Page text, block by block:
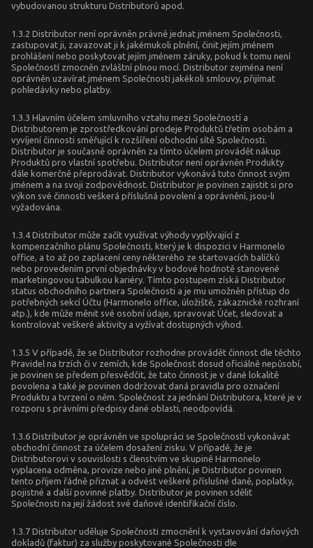
vybudovanou strukturu Distributorů apod.
1.3.2 Distributor není oprávněn právně jednat jménem Společnosti,
zastupovat ji, zavazovat ji k jakémukoli plnění, činit jejím jménem
prohlášení nebo poskytovat jejím jménem záruky, pokud k tomu není
Společností zmocněn zvláštní plnou mocí. Distributor zejména není
oprávněn uzavírat jménem Společnosti jakékoli smlouvy, přijímat
pohledávky nebo platby.
1.3.3 Hlavním účelem smluvního vztahu mezi Společností a
Distributorem je zprostředkování prodeje Produktů třetím osobám a
vyvíjení činnosti směřující k rozšíření obchodní sítě Společnosti.
Distributor je současně oprávněn za tímto účelem provádět nákup
Produktů pro vlastní spotřebu. Distributor není oprávněn Produkty
dále komerčně přeprodávat. Distributor vykonává tuto činnost svým
jménem a na svoji zodpovědnost. Distributor je povinen zajistit si pro
výkon své činnosti veškerá příslušná povolení a oprávnění, jsou-li
vyžadována.
1.3.4 Distributor může začít využívat výhody vyplývající z
kompenzačního plánu Společnosti, který je k dispozici v Harmonelo
office, a to až po zaplacení ceny některého ze startovacích balíčků
nebo provedením první objednávky v bodové hodnotě stanovené
marketingovou tabulkou kariéry. Tímto postupem získá Distributor
status obchodního partnera Společnosti a je mu umožněn přístup do
potřebných sekcí Účtu (Harmonelo office, úložiště, zákaznické rozhraní
atp.), kde může měnit své osobní údaje, spravovat Účet, sledovat a
kontrolovat veškeré aktivity a vyžívat dostupných výhod.
1.3.5 V případě, že se Distributor rozhodne provádět činnost dle těchto
Pravidel na trzích či v zemích, kde Společnost dosud oficiálně nepůsobí,
je povinen se předem přesvědčit, že tato činnost je v dané lokalitě
povolena a také je povinen dodržovat daná pravidla pro označení
Produktu a tvrzení o něm. Společnost za jednání Distributora, které je v
rozporu s právními předpisy dané oblasti, neodpovídá.
1.3.6 Distributor je oprávněn ve spolupráci se Společností vykonávat
obchodní činnost za účelem dosažení zisku. V případě, že je
Distributorovi v souvislosti s členstvím ve skupině Harmonelo
vyplacena odměna, provize nebo jiné plnění, je Distributor povinen
tento příjem řádně přiznat a odvést veškeré příslušné daně, poplatky,
pojistné a další povinné platby. Distributor je povinen sdělit
Společnosti na její žádost své daňové identifikační číslo.
1.3.7 Distributor uděluje Společnosti zmocnění k vystavování daňových
dokladů (faktur) za služby poskytované Společnosti dle